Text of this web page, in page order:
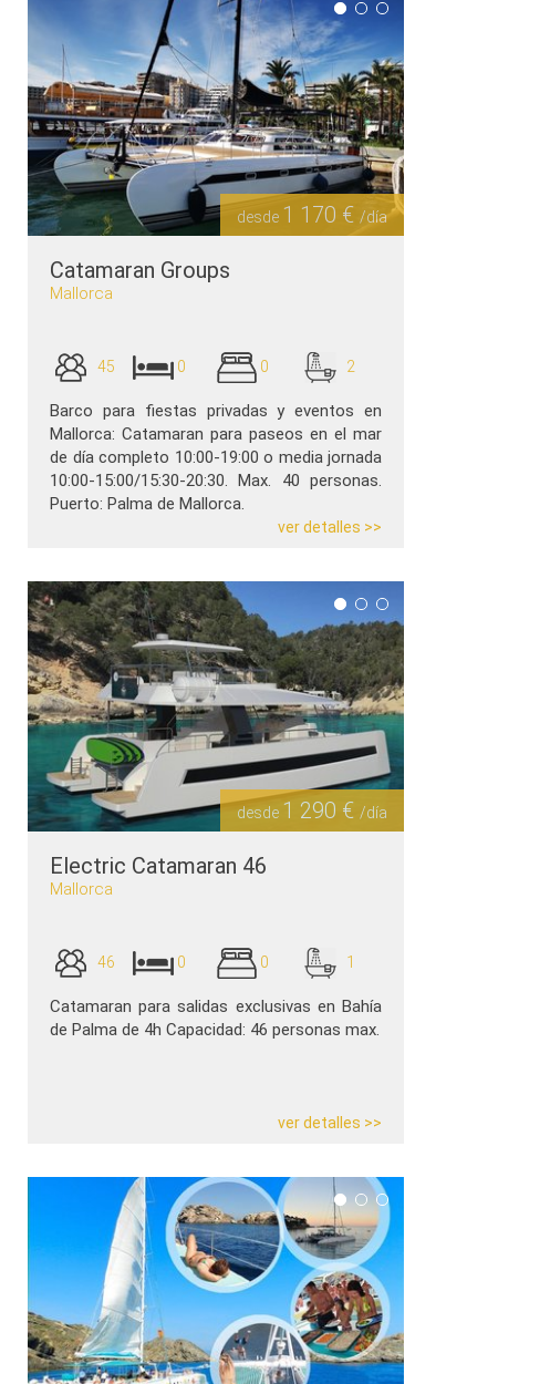
desde 1 170 € /día
Catamaran Groups
Mallorca
45 0 0 2
Barco para fiestas privadas y eventos en
Mallorca: Catamaran para paseos en el mar
de día completo 10:00-19:00 o media jornada
10:00-15:00/15:30-20:30. Max. 40 personas.
Puerto: Palma de Mallorca.
ver detalles >>
desde 1 290 € /día
Electric Catamaran 46
Mallorca
46 0 0 1
Catamaran para salidas exclusivas en Bahía
de Palma de 4h Capacidad: 46 personas max.
ver detalles >>